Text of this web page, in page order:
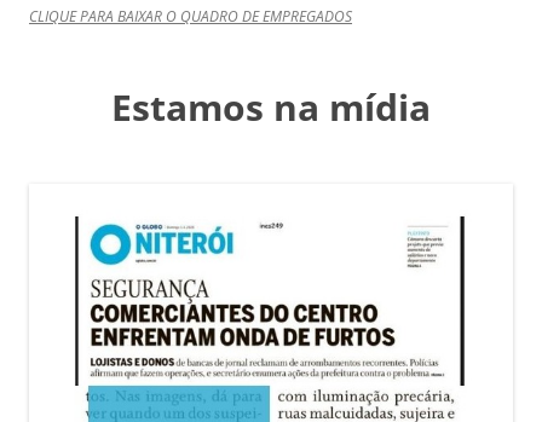
CLIQUE PARA BAIXAR O QUADRO DE EMPREGADOS
Estamos na mídia